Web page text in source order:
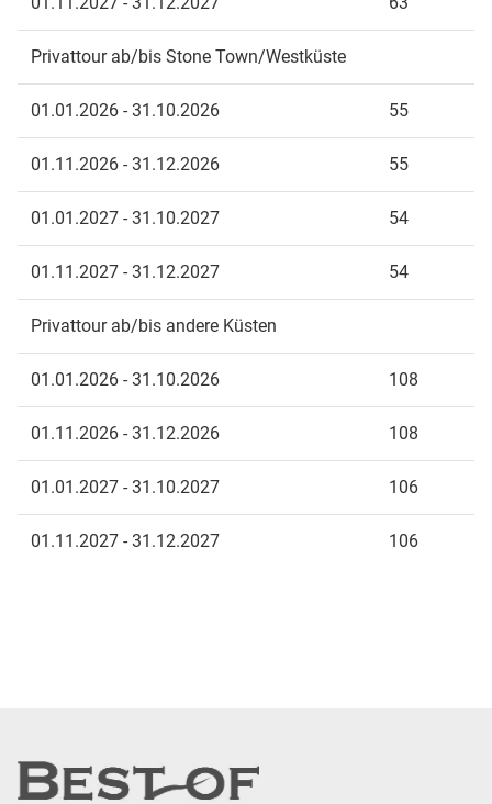
Privattour ab/bis Stone Town/Westküste
01.01.2026 - 31.10.2026 55
01.11.2026 - 31.12.2026 55
01.01.2027 - 31.10.2027 54
01.11.2027 - 31.12.2027 54
Privattour ab/bis andere Küsten
01.01.2026 - 31.10.2026 108
01.11.2026 - 31.12.2026 108
01.01.2027 - 31.10.2027 106
01.11.2027 - 31.12.2027 106